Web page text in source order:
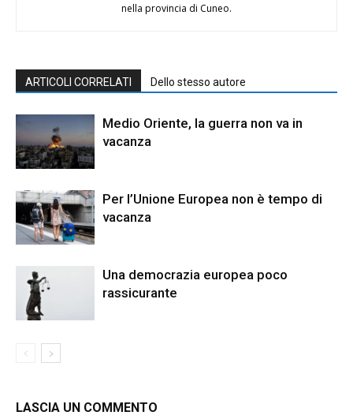
nella provincia di Cuneo.
ARTICOLI CORRELATI Dello stesso autore
Medio Oriente, la guerra non va in
vacanza
Per l’Unione Europea non è tempo di
vacanza
Una democrazia europea poco
rassicurante
LASCIA UN COMMENTO